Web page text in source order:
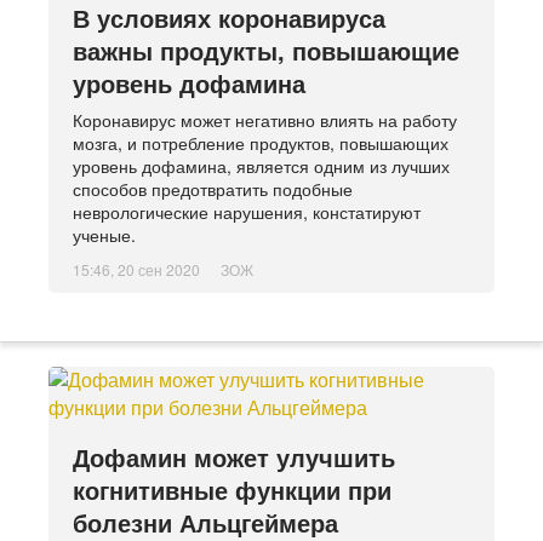
В условиях коронавируса
важны продукты, повышающие
уровень дофамина
Коронавирус может негативно влиять на работу
мозга, и потребление продуктов, повышающих
уровень дофамина, является одним из лучших
способов предотвратить подобные
неврологические нарушения, констатируют
ученые.
15:46, 20 сен 2020 ЗОЖ
Дофамин может улучшить
когнитивные функции при
болезни Альцгеймера